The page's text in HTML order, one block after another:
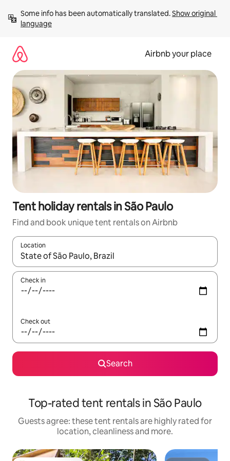
content
Some info has been automatically translated. Show original
language
Airbnb your place
Tent holiday rentals in São Paulo
Find and book unique tent rentals on Airbnb
Location
When results are available, navigate with the up and down
Check in
Check out
Search
Top-rated tent rentals in São Paulo
Guests agree: these tent rentals are highly rated for
location, cleanliness and more.